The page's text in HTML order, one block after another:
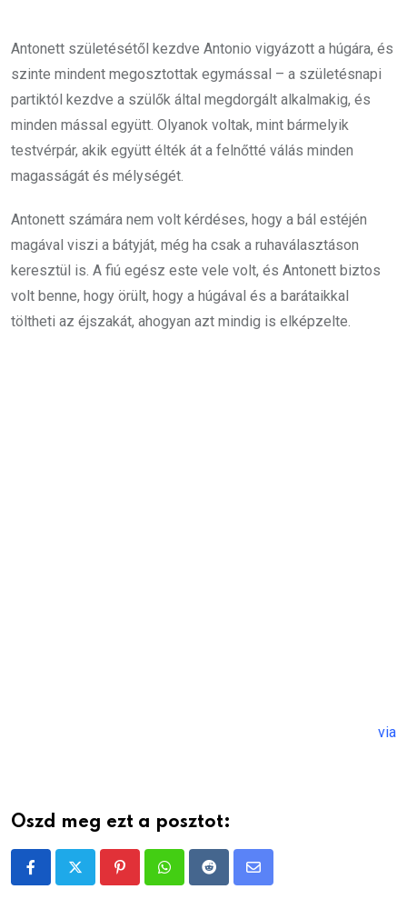
Antonett születésétől kezdve Antonio vigyázott a húgára, és
szinte mindent megosztottak egymással – a születésnapi
partiktól kezdve a szülők által megdorgált alkalmakig, és
minden mással együtt. Olyanok voltak, mint bármelyik
testvérpár, akik együtt élték át a felnőtté válás minden
magasságát és mélységét.
Antonett számára nem volt kérdéses, hogy a bál estéjén
magával viszi a bátyját, még ha csak a ruhaválasztáson
keresztül is. A fiú egész este vele volt, és Antonett biztos
volt benne, hogy örült, hogy a húgával és a barátaikkal
töltheti az éjszakát, ahogyan azt mindig is elképzelte.
via
Oszd meg ezt a posztot:
PinterestWhatsappRedditShare